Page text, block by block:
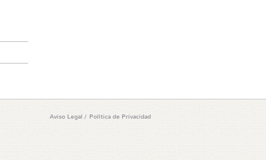
Aviso Legal / Política de Privacidad